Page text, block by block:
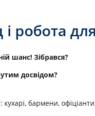
і робота
шанс! Зібрався?
досвідом?
бармени,